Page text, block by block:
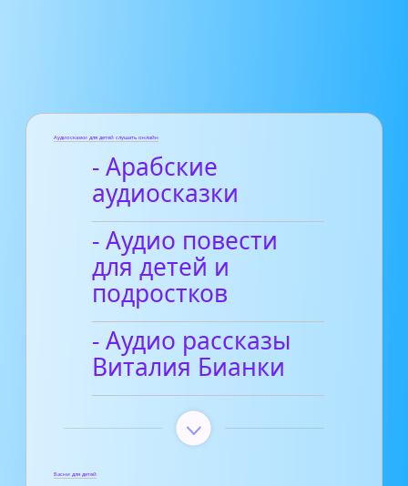
Аудиосказки для детей слушать онлайн
- Арабские
аудиосказки
- Аудио повести
для детей и
подростков
- Аудио рассказы
Виталия Бианки
Басни для детей